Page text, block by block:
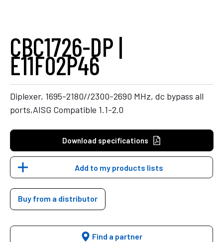
CBC1726-DP |
E11F02P46
Diplexer, 1695-2180//2300-2690 MHz, dc bypass all
ports,AISG Compatible 1.1-2.0
Download specifications
Add to my products lists
Buy from a distributor
Find a partner